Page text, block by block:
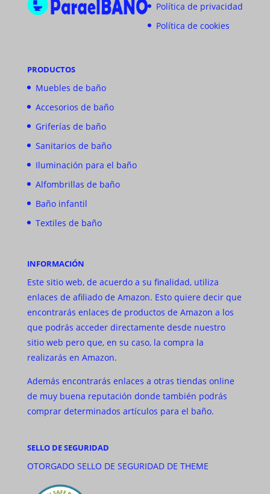
Política de privacidad
Política de cookies
PRODUCTOS
Muebles de baño
Accesorios de baño
Griferías de baño
Sanitarios de baño
Iluminación para el baño
Alfombrillas de baño
Baño infantil
Textiles de baño
INFORMACIÓN
Este sitio web, de acuerdo a su finalidad, utiliza
enlaces de afiliado de Amazon. Esto quiere decir que
encontrarás enlaces de productos de Amazon a los
que podrás acceder directamente desde nuestro
sitio web pero que, en su caso, la compra la
realizarás en Amazon.
Además encontrarás enlaces a otras tiendas online
de muy buena reputación donde también podrás
comprar determinados artículos para el baño.
SELLO DE SEGURIDAD
OTORGADO SELLO DE SEGURIDAD DE THEME